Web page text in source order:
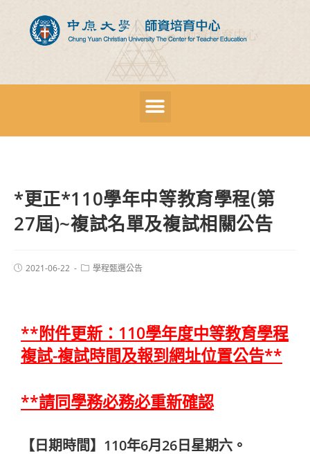
*更正*110學年中等教育學程(第
27屆)~複試名單及複試相關公告
2021-06-22 學程甄選公告
**附件更新：110學年度中等教育學程
複試-複試時間及報到網址位置公告**
**請同學務必務必重新確認
【日期時間】 110年6月26日星期六。